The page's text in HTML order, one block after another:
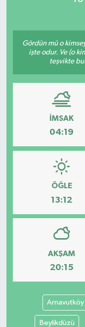
Gördün mü o
işte odur. Ve (o
teşvikte
İMSAK
04:19
ÖĞLE
13:12
AKŞAM
20:15
Arnavutköy
Beylikdüzü